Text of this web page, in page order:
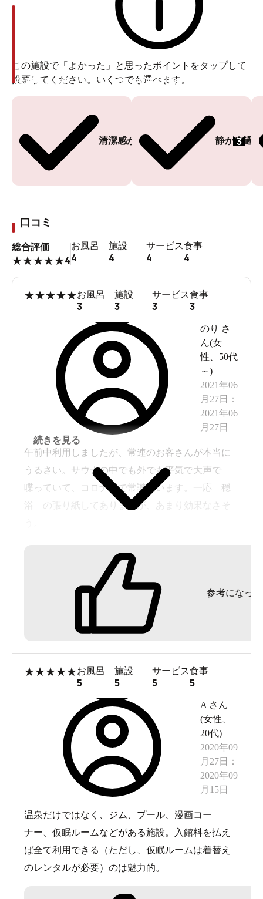
この施設で「よかった」と思ったポイントをタップして
投票してください。いくつでも選べます。
清潔感がある
投票ありがとうございます
静かに過
3
投票ありがとうございます
口コミ
総合評価
★★★★★4
お風呂
4
施設
4
サービス
4
食事
4
★★★★★お風呂
3
施設
3
サービス
3
食事
3
のり さ
ん(女
性
50代
～)
2021年06
月27日
：
2021年06
月27日
午前中利用しましたが、常連のお客さんが本当に
うるさい。サウナの中でも外でも平気で大声で
喋っていて、コロナ渦で常識疑います。一応 穏
浴 の張り紙してありますが、あまり効果なさそ
良い施設なのにもったいないです。
続きを見る
参考になった
★★★★★お風呂
5
施設
5
サービス
5
食事
5
A さん
(女性
20代)
2020年09
月27日
：
2020年09
月15日
温泉だけではなく、ジム、プール、漫画コー
ナー、仮眠ルームなどがある施設。入館料を払え
ば全て利用できる（ただし、仮眠ルームは着替え
のレンタルが必要）のは魅力的。